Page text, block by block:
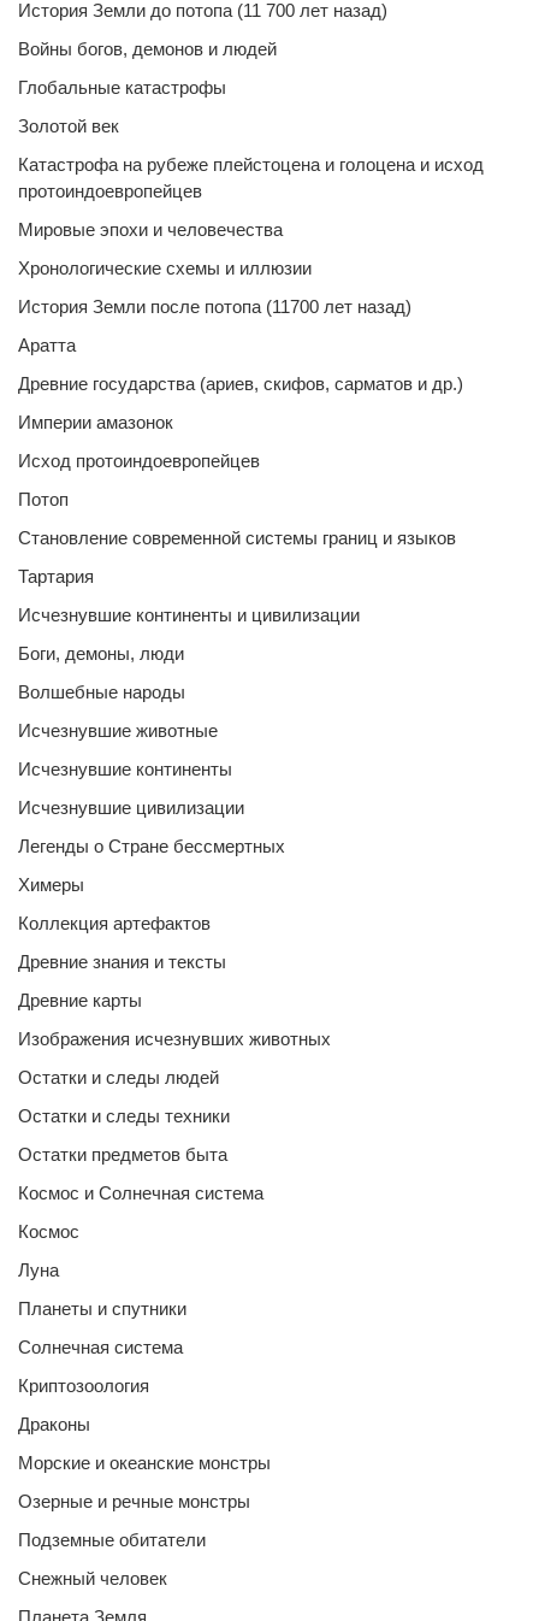
История Земли до потопа (11 700 лет назад)
Войны богов, демонов и людей
Глобальные катастрофы
Золотой век
Катастрофа на рубеже плейстоцена и голоцена и исход
протоиндоевропейцев
Мировые эпохи и человечества
Хронологические схемы и иллюзии
История Земли после потопа (11700 лет назад)
Аратта
Древние государства (ариев, скифов, сарматов и др.)
Империи амазонок
Исход протоиндоевропейцев
Потоп
Становление современной системы границ и языков
Тартария
Исчезнувшие континенты и цивилизации
Боги, демоны, люди
Волшебные народы
Исчезнувшие животные
Исчезнувшие континенты
Исчезнувшие цивилизации
Легенды о Стране бессмертных
Химеры
Коллекция артефактов
Древние знания и тексты
Древние карты
Изображения исчезнувших животных
Остатки и следы людей
Остатки и следы техники
Остатки предметов быта
Космос и Солнечная система
Космос
Луна
Планеты и спутники
Солнечная система
Криптозоология
Драконы
Морские и океанские монстры
Озерные и речные монстры
Подземные обитатели
Снежный человек
Планета Земля